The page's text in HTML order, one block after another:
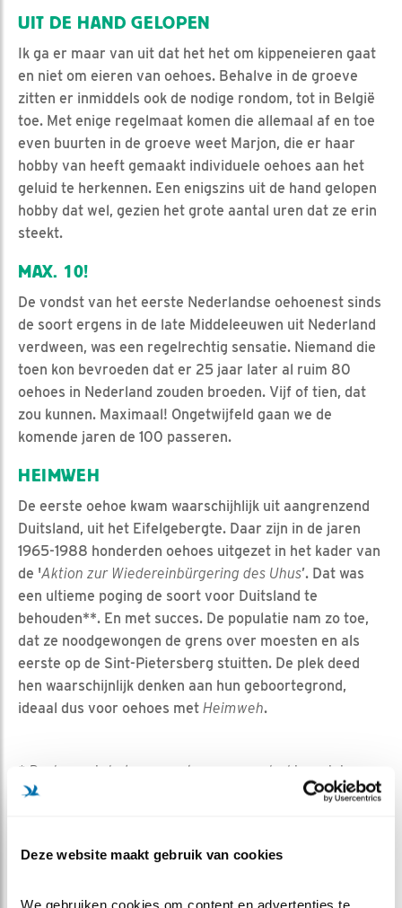
Deze website maakt gebruik van cookies
We gebruiken cookies om content en advertenties te
UIT DE HAND GELOPEN
Ik ga er maar van uit dat het het om kippeneieren gaat
en niet om eieren van oehoes. Behalve in de groeve
zitten er inmiddels ook de nodige rondom, tot in België
toe. Met enige regelmaat komen die allemaal af en toe
even buurten in de groeve weet Marjon, die er haar
hobby van heeft gemaakt individuele oehoes aan het
geluid te herkennen. Een enigszins uit de hand gelopen
hobby dat wel, gezien het grote aantal uren dat ze erin
steekt.
MAX. 10!
De vondst van het eerste Nederlandse oehoenest sinds
de soort ergens in de late Middeleeuwen uit Nederland
verdween, was een regelrechtig sensatie. Niemand die
toen kon bevroeden dat er 25 jaar later al ruim 80
oehoes in Nederland zouden broeden. Vijf of tien, dat
zou kunnen. Maximaal! Ongetwijfeld gaan we de
komende jaren de 100 passeren.
HEIMWEH
De eerste oehoe kwam waarschijhlijk uit aangrenzend
Duitsland, uit het Eifelgebergte. Daar zijn in de jaren
1965-1988 honderden oehoes uitgezet in het kader van
de 'Aktion zur Wiedereinbürgering des Uhus’. Dat was
een ultieme poging de soort voor Duitsland te
behouden**. En met succes. De populatie nam zo toe,
dat ze noodgewongen de grens over moesten en als
eerste op de Sint-Pietersberg stuitten. De plek deed
hen waarschijnlijk denken aan hun geboortegrond,
ideaal dus voor oehoes met Heimweh.
* Pocheren is het gaar maken van voedsel in weinig
vocht, en net iets onder het kookpunt. Het meest
vallen (bron: Wikipedia).